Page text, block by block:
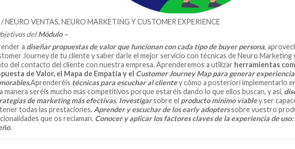
/ NEURO VENTAS, NEURO MARKETING Y CUSTOMER EXPERIENCE
delMódulo–
a diseñar propuestas de valor que funcionan con cada tipo de buyer persona,
Journey de tu cliente y saber darle el mejor servicio con técnicas de Neuro Marketing
del contacto del cliente con nuestra empresa. Aprenderemos a utilizar herramientas
de Valor, el Mapa de Empatía y el Customer Journey Map para generar
.Aprenderéis técnicas para escuchar al clientey cómo a posteriori implementarlo
manera seréis mucho más competitivos porque estaréis dando lo que ellos buscan, y así,
de marketing más efectivas. Investigarsobre el producto mínimo viabley ser
todas las prestaciones. Aprender y escuchar de los early adopterssobre vuestro
que os reclaman. Conocer y aplicar los factores claves de la experiencia de
.